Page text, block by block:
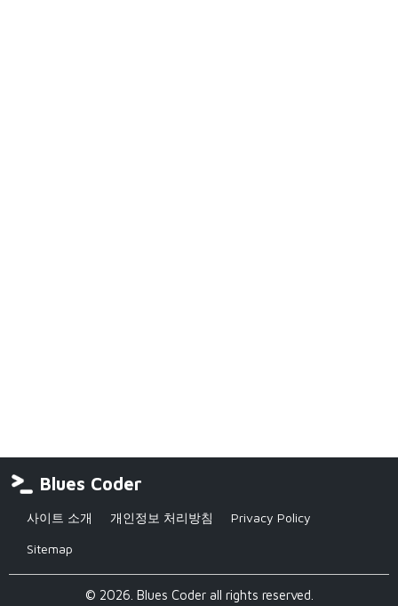
Blues Coder
사이트 소개 개인정보 처리방침 Privacy Policy
Sitemap
© 2026. Blues Coder all rights reserved.